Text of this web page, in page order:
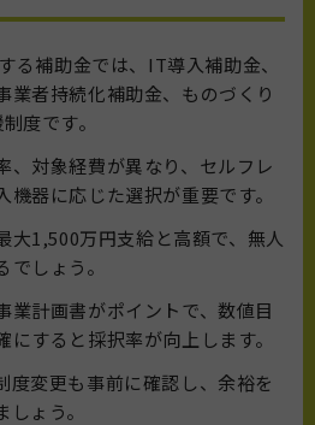
る補助金では、IT導入補助金、
業者持続化補助金、ものづくり
度です。
、対象経費が異なり、セルフレ
器に応じた選択が重要です。
大1,500万円支給と高額で、無人
しょう。
業計画書がポイントで、数値目
すると採択率が向上します。
度変更も事前に確認し、余裕を
ょう。